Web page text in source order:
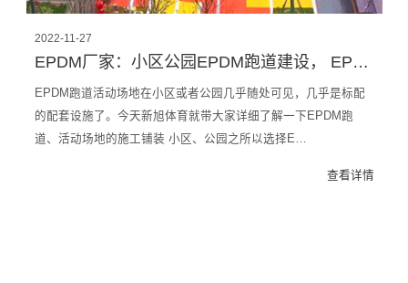
2022-11-27
EPDM厂家：小区公园EPDM跑道建设， EPDM活动场地施工铺装
EPDM跑道活动场地在小区或者公园几乎随处可见，几乎是标配
的配套设施了。今天新旭体育就带大家详细了解一下EPDM跑
道、活动场地的施工铺装 小区、公园之所以选择E…
查看详情